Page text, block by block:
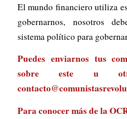
El mundo financiero utiliza
gobernarnos, nosotros
sistema político para
Puedes enviarnos tus
sobre este u
Para conocer más de la